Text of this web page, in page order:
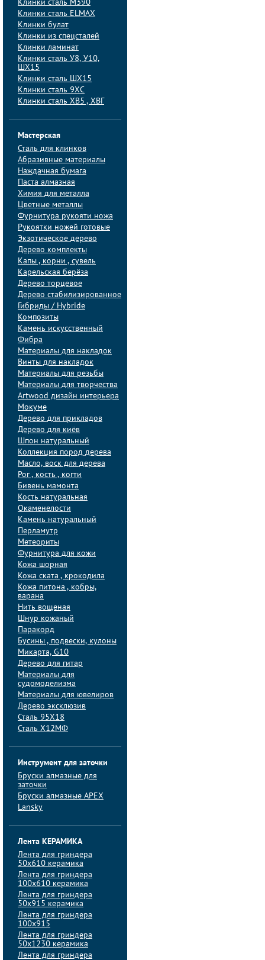
Клинки сталь M390
Клинки сталь ELMAX
Клинки булат
Клинки из спецсталей
Клинки ламинат
Клинки сталь У8, У10,
ШХ15
Клинки сталь ШХ15
Клинки сталь 9ХС
Клинки сталь ХВ5 , ХВГ
Мастерская
Сталь для клинков
Абразивные материалы
Наждачная бумага
Паста алмазная
Химия для металла
Цветные металлы
Фурнитура рукояти ножа
Рукоятки ножей готовые
Экзотическое дерево
Дерево комплекты
Капы , корни , сувель
Карельская берёза
Дерево торцевое
Дерево стабилизированное
Гибриды / Hybride
Композиты
Камень искусственный
Фибра
Материалы для накладок
Винты для накладок
Материалы для резьбы
Материалы для творчества
Artwood дизайн интерьера
Мокуме
Дерево для прикладов
Дерево для киёв
Шпон натуральный
Коллекция пород дерева
Масло, воск для дерева
Рог , кость , когти
Бивень мамонта
Кость натуральная
Окаменелости
Камень натуральный
Перламутр
Метеориты
Фурнитура для кожи
Кожа шорная
Кожа ската , крокодила
Кожа питона , кобры,
варана
Нить вощеная
Шнур кожаный
Паракорд
Бусины , подвески, кулоны
Микарта, G10
Дерево для гитар
Материалы для
судомоделизма
Материалы для ювелиров
Дерево эксклюзив
Сталь 95Х18
Сталь Х12МФ
Инструмент для заточки
Бруски алмазные для
заточки
Бруски алмазные APEX
Lansky
Лента КЕРАМИКА
Лента для гриндера
50х610 керамика
Лента для гриндера
100х610 керамика
Лента для гриндера
50х915 керамика
Лента для гриндера
100х915
Лента для гриндера
50х1230 керамика
Лента для гриндера